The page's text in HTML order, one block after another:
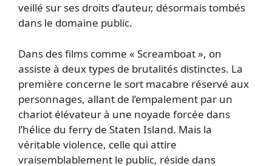
veillé sur ses droits d’auteur, désormais tombés
dans le domaine public.
Dans des films comme « Screamboat », on
assiste à deux types de brutalités distinctes. La
première concerne le sort macabre réservé aux
personnages, allant de l’empalement par un
chariot élévateur à une noyade forcée dans
l’hélice du ferry de Staten Island. Mais la
véritable violence, celle qui attire
vraisemblablement le public, réside dans